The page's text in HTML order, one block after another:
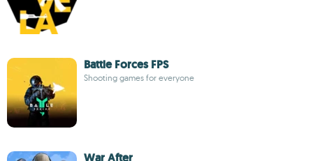
Battle Forces FPS
Shooting games for everyone
War After